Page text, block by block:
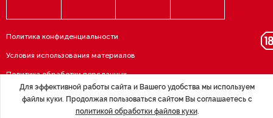
Политика конфиденциальности
Условия использования материалов
Политика обработки персданных
Договор — публичная оферта
Для эффективной работы сайта и Вашего удобства мы используем
файлы куки. Продолжая пользоваться сайтом Вы соглашаетесь с
политикой обработки файлов куки.